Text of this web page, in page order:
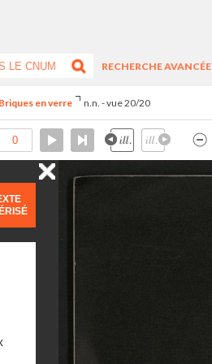
RECHERCHE AVANCÉE
en verre n.n. - vue 20/20